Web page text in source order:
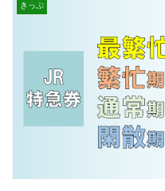
きっぷ